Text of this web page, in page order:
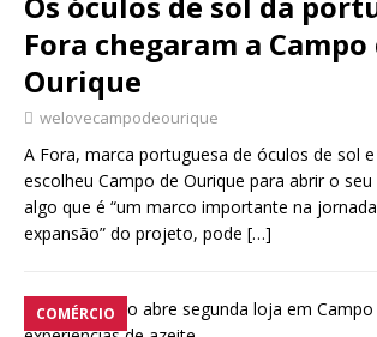
Fora chegaram a Campo
Ourique
welovecampodeourique
A Fora, marca portuguesa de óculos de sol
escolheu Campo de Ourique para abrir o
algo que é “um marco importante na
expansão” do projeto, pode […]
COMÉRCIO